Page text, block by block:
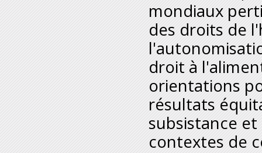
mondiaux
des droits de
droit à
orientations
résultats
subsistance
contextes de